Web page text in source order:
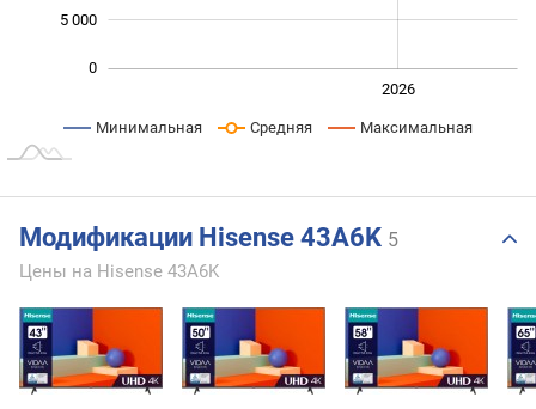
0
5 000
2026
Минимальная Средняя Максимальная
Модификации Hisense 43A6K 5
Цены на Hisense 43A6K